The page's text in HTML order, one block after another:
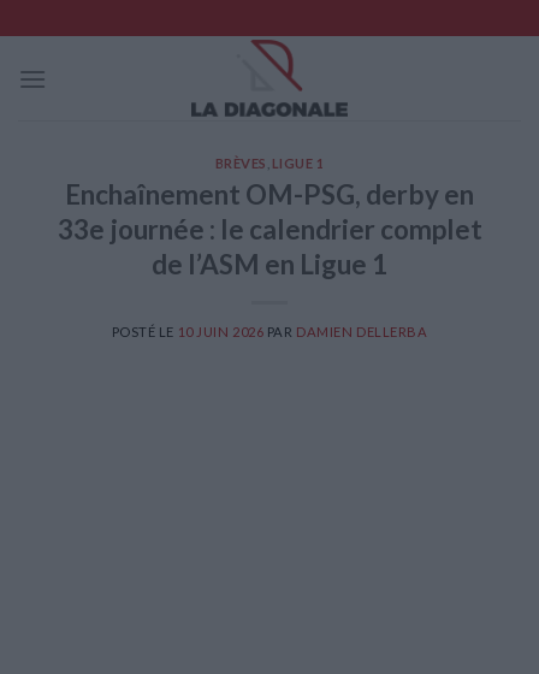
to
content
BRÈVES LIGUE 1
Enchaînement OM-PSG, derby en
33e journée : le calendrier complet
de l’ASM en Ligue 1
POSTÉ LE 10 JUIN 2026 PAR DAMIEN DELLERBA